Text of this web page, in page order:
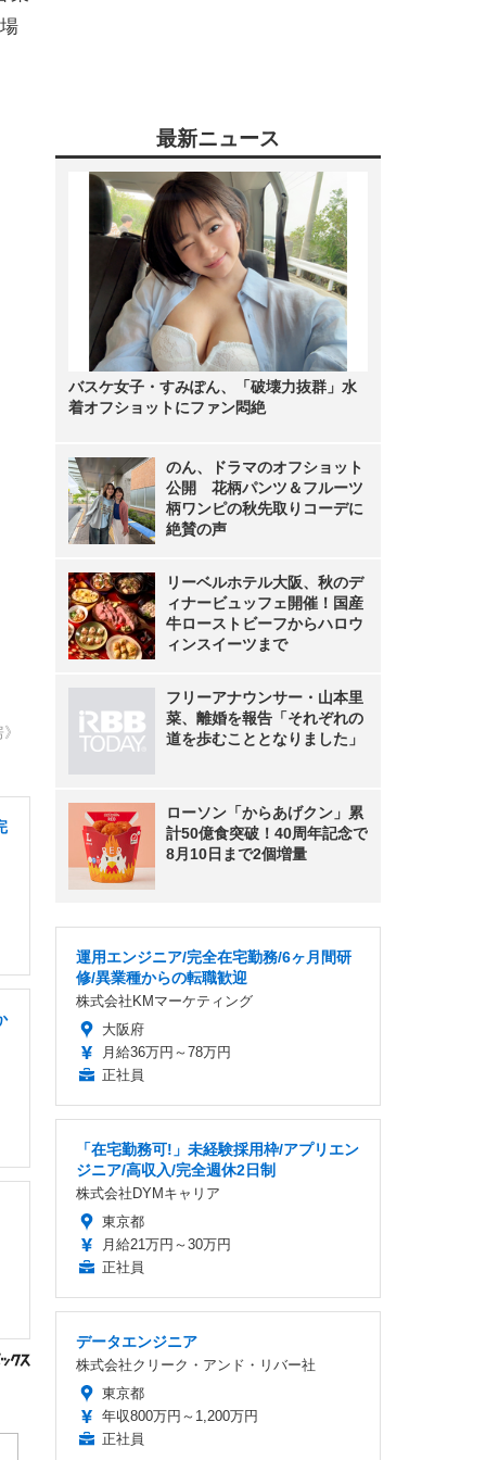
最新ニュース
バスケ女子・すみぽん、「破壊力抜群」水
着オフショットにファン悶絶
のん、ドラマのオフショット
公開 花柄パンツ＆フルーツ
柄ワンピの秋先取りコーデに
絶賛の声
リーベルホテル大阪、秋のデ
ィナービュッフェ開催！国産
牛ローストビーフからハロウ
ィンスイーツまで
フリーアナウンサー・山本里
菜、離婚を報告「それぞれの
道を歩むこととなりました」
ローソン「からあげクン」累
計50億食突破！40周年記念で
8月10日まで2個増量
運用エンジニア/完全在宅勤務/6ヶ月間研
修/異業種からの転職歓迎
株式会社KMマーケティング
大阪府
月給36万円～78万円
正社員
「在宅勤務可!」未経験採用枠/アプリエン
ジニア/高収入/完全週休2日制
株式会社DYMキャリア
東京都
月給21万円～30万円
正社員
データエンジニア
株式会社クリーク・アンド・リバー社
東京都
年収800万円～1,200万円
正社員